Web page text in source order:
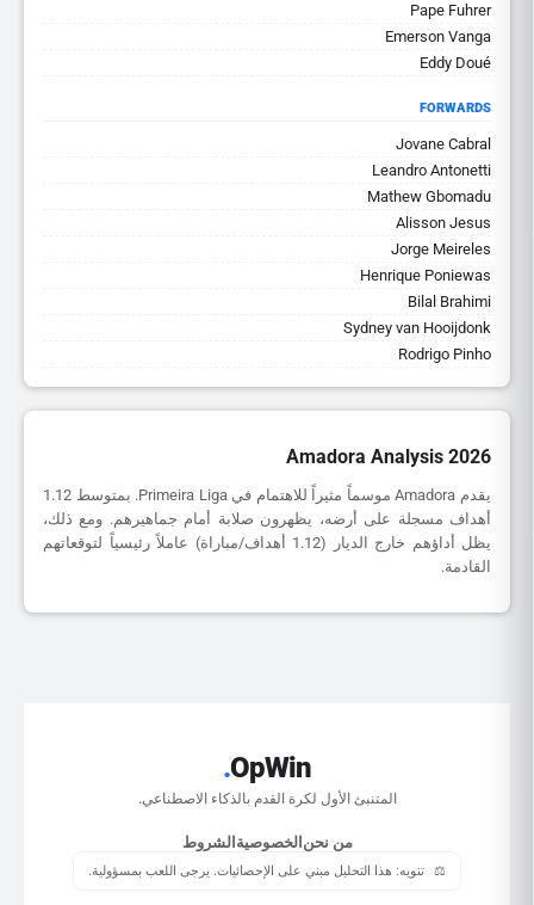
Pape Fuhrer
Emerson Vanga
Eddy Doué
FORWARDS
Jovane Cabral
Leandro Antonetti
Mathew Gbomadu
Alisson Jesus
Jorge Meireles
Henrique Poniewas
Bilal Brahimi
Sydney van Hooijdonk
Rodrigo Pinho
Amadora Analysis 2026
يقدم Amadora موسماً مثيراً للاهتمام في Primeira Liga. بمتوسط 1.12
أهداف مسجلة على أرضه، يظهرون صلابة أمام جماهيرهم. ومع ذلك،
يظل أداؤهم خارج الديار (1.12 أهداف/مباراة) عاملاً رئيسياً لتوقعاتهم
القادمة.
OpWin
.
المتنبئ الأول لكرة القدم بالذكاء الاصطناعي.
من نحن الخصوصية الشروط
⚖️ تنويه: هذا التحليل مبني على الإحصائيات. يرجى اللعب بمسؤولية.